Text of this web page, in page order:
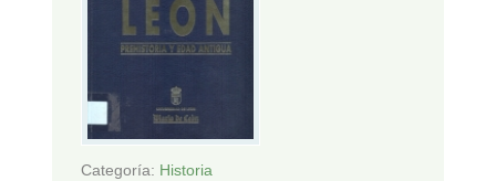
Categoría: Historia